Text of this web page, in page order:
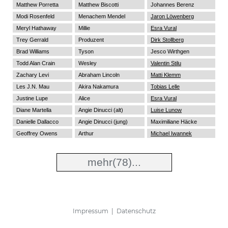
Matthew Porretta Matthew Biscotti
Johannes Berenz
Modi Rosenfeld
Menachem Mendel
Jaron Löwenberg
Meryl Hathaway
Millie
Esra Vural
Trey Gerrald
Produzent
Dirk Stollberg
Brad Williams
Tyson
Jesco Wirthgen
Todd Alan Crain
Wesley
Valentin Stilu
Zachary Levi
Abraham Lincoln
Matti Klemm
Les J.N. Mau
Akira Nakamura
Tobias Lelle
Justine Lupe
Alice
Esra Vural
Diane Martella
Angie Dinucci (alt)
Luise Lunow
Danielle Dallacco
Angie Dinucci (jung)
Maximiliane Häcke
Geoffrey Owens
Arthur Michael Iwannek
mehr(78)...
Impressum Datenschutz